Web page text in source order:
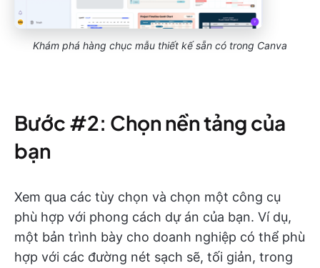
Khám phá hàng chục mẫu thiết kế sẵn có trong Canva
Bước #2: Chọn nền tảng của
bạn
Xem qua các tùy chọn và chọn một công cụ
phù hợp với phong cách dự án của bạn. Ví dụ,
một bản trình bày cho doanh nghiệp có thể phù
hợp với các đường nét sạch sẽ, tối giản, trong